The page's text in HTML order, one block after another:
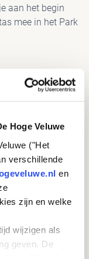
Hoge Veluwe
("Het
verschillende
en
zijn en welke
wijzigen als
geven. De
aan het begin
mee in het Park
met het weer
en een kleine